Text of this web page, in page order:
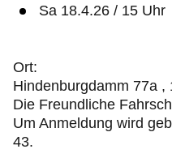
Sa 18.4.26 / 15 Uhr
Ort:
Hindenburgdamm 77a ,
Die Freundliche
Um Anmeldung wird
43.